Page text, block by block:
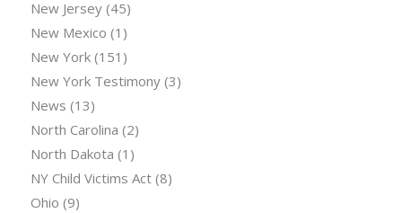
New Jersey(45)
New Mexico (1)
New York(151)
New York Testimony(3)
News (13)
North Carolina (2)
North Dakota (1)
NY Child Victims Act(8)
Ohio (9)